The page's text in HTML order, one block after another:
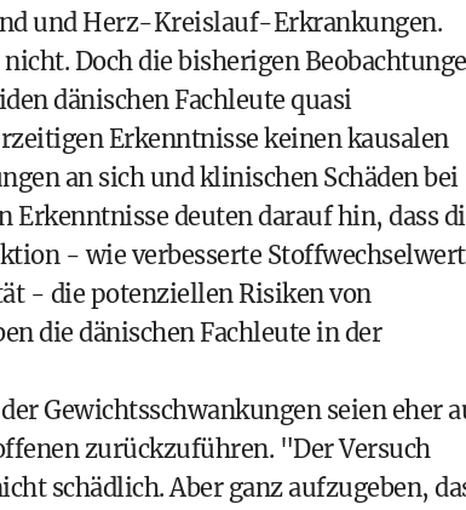
und Herz-Kreislauf-Erkrankungen.
Doch die bisherigen
dänischen Fachleute quasi
Erkenntnisse keinen kausalen
an sich und klinischen Schäden bei
Erkenntnisse deuten darauf hin, dass
- wie verbesserte
- die potenziellen Risiken von
die dänischen Fachleute in der
Gewichtsschwankungen seien eher
zurückzuführen. "Der Versuch
schädlich. Aber ganz aufzugeben,